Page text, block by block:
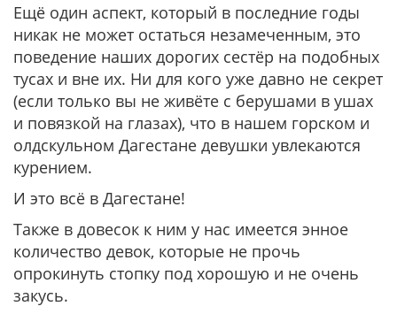
Ещё один аспект, который в последние годы
никак не может остаться незамеченным, это
поведение наших дорогих сестёр на подобных
тусах и вне их. Ни для кого уже давно не секрет
(если только вы не живёте с берушами в ушах
и повязкой на глазах), что в нашем горском и
олдскульном Дагестане девушки увлекаются
курением.
И это всё в Дагестане!
Также в довесок к ним у нас имеется энное
количество девок, которые не прочь
опрокинуть стопку под хорошую и не очень
закусь.